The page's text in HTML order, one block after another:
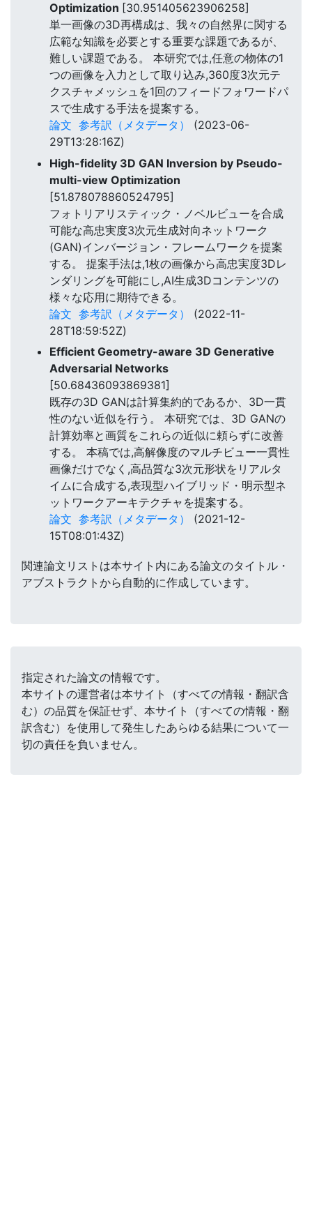
Optimization [30.951405623906258]
単一画像の3D再構成は、我々の自然界に関する
広範な知識を必要とする重要な課題であるが、
難しい課題である。 本研究では,任意の物体の1
つの画像を入力として取り込み,360度3次元テ
クスチャメッシュを1回のフィードフォワードパ
スで生成する手法を提案する。
論文 参考訳（メタデータ）
(2023-06-
29T13:28:16Z)
High-fidelity 3D GAN Inversion by Pseudo-
multi-view Optimization
[51.878078860524795]
フォトリアリスティック・ノベルビューを合成
可能な高忠実度3次元生成対向ネットワーク
(GAN)インバージョン・フレームワークを提案
する。 提案手法は,1枚の画像から高忠実度3Dレ
ンダリングを可能にし,AI生成3Dコンテンツの
様々な応用に期待できる。
論文 参考訳（メタデータ）
(2022-11-
28T18:59:52Z)
Efficient Geometry-aware 3D Generative
Adversarial Networks
[50.68436093869381]
既存の3D GANは計算集約的であるか、3D一貫
性のない近似を行う。 本研究では、3D GANの
計算効率と画質をこれらの近似に頼らずに改善
する。 本稿では,高解像度のマルチビュー一貫性
画像だけでなく,高品質な3次元形状をリアルタ
イムに合成する,表現型ハイブリッド・明示型ネ
ットワークアーキテクチャを提案する。
論文 参考訳（メタデータ）
(2021-12-
15T08:01:43Z)
関連論文リストは本サイト内にある論文のタイトル・
アブストラクトから自動的に作成しています。
指定された論文の情報です。
本サイトの運営者は本サイト（すべての情報・翻訳含
む）の品質を保証せず、本サイト（すべての情報・翻
訳含む）を使用して発生したあらゆる結果について一
切の責任を負いません。